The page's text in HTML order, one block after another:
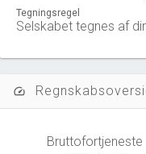
Tegningsregel
Selskabet tegnes af
speed
Bruttofortjeneste